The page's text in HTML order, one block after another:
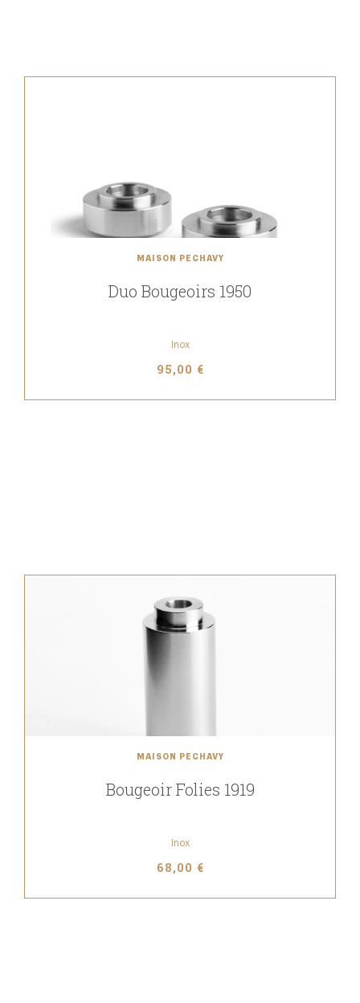
MAISON PECHAVY
Duo Bougeoirs 1950
Inox
95,00 €
MAISON PECHAVY
Bougeoir Folies 1919
Inox
68,00 €